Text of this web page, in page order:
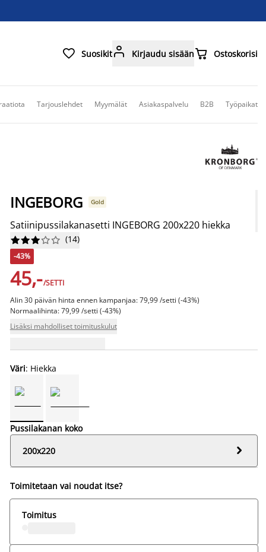
 Suosikit Kirjaudu sisään Ostoskorisi
Tarjouslehdet Myymälät Asiakaspalvelu B2B Työpaikat
INGEBORG Gold
Satiinipussilakanasetti INGEBORG 200x220 hiekka





 (14)
-43%
45,-/SETTI
Alin 30 päivän hinta ennen kampanjaa: 79,99 /setti (-43%)
Normaalihinta: 79,99 /setti (-43%)
Lisäksi mahdolliset toimituskulut
Väri: Hiekka
Pussilakanan koko
200x220

Toimitetaan vai noudat itse?
Toimitus